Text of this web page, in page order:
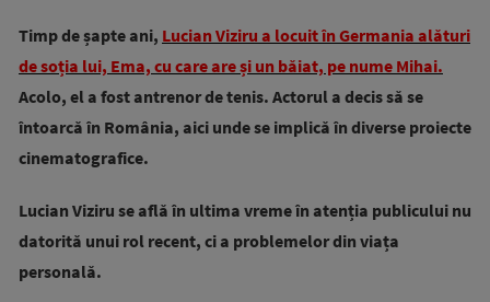
Timp de șapte ani, Lucian Viziru a locuit în Germania alături
de soția lui, Ema, cu care are și un băiat, pe nume Mihai.
Acolo, el a fost antrenor de tenis. Actorul a decis să se
întoarcă în România, aici unde se implică în diverse proiecte
cinematografice.
Lucian Viziru se află în ultima vreme în atenția publicului nu
datorită unui rol recent, ci a problemelor din viața
personală.